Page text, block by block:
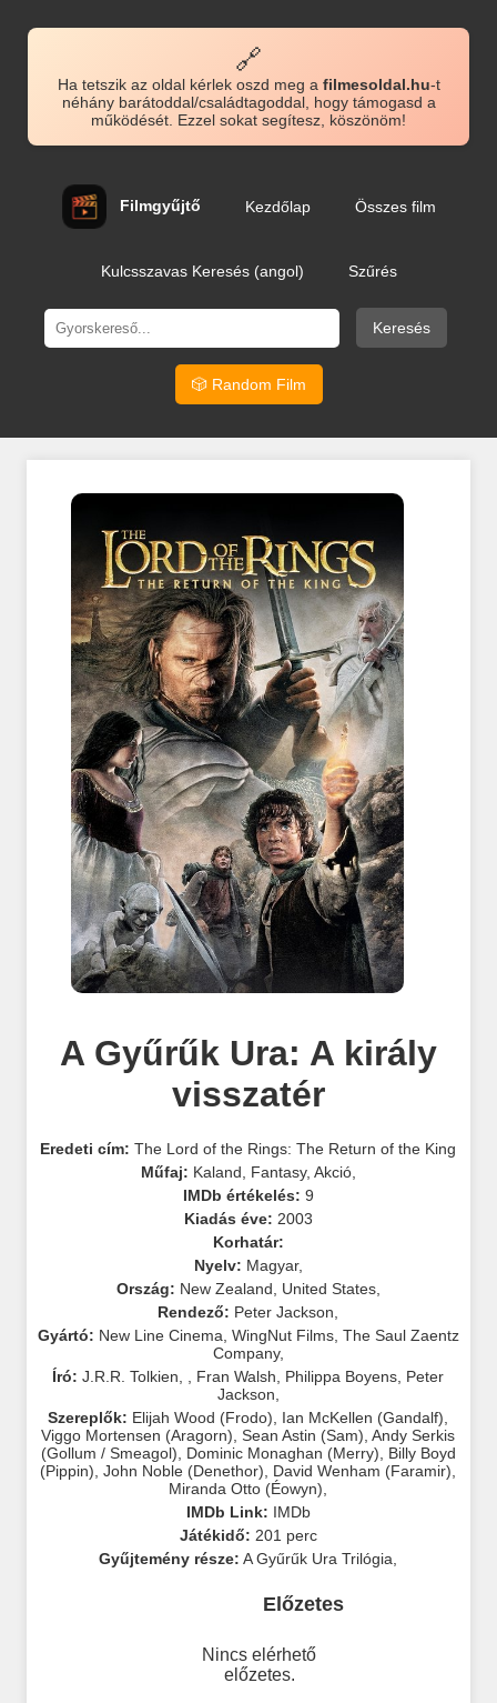
🔗
Ha tetszik az oldal kérlek oszd meg a filmesoldal.hu-t
néhány barátoddal/családtagoddal, hogy támogasd a
működését. Ezzel sokat segítesz, köszönöm!
Filmgyűjtő Kezdőlap Összes film
Kulcsszavas Keresés (angol) Szűrés
Keresés
🎲 Random Film
A Gyűrűk Ura: A király
visszatér
Eredeti cím: The Lord of the Rings: The Return of the King
Műfaj: Kaland Fantasy, Akció,
IMDb értékelés: 9
Kiadás éve: 2003
Korhatár:
Nyelv: Magyar,
Ország: New Zealand United States,
Rendező: Peter Jackson
Gyártó: New Line Cinema WingNut Films, The Saul Zaentz
Company,
Író: J.R.R. Tolkien Fran Walsh Philippa Boyens Peter
Jackson
Szereplők: Elijah Wood (Frodo) Ian McKellen (Gandalf)
Viggo Mortensen (Aragorn) ,Sean Astin (Sam) ,Andy Serkis
(Gollum / Smeagol)
Dominic Monaghan (Merry)
Billy Boyd
(Pippin) ,John Noble (Denethor) David Wenham (Faramir)
Miranda Otto (Éowyn)
IMDb Link: IMDb
Játékidő: 201 perc
Gyűjtemény része: A Gyűrűk Ura Trilógia
Előzetes
Nincs elérhető
előzetes.